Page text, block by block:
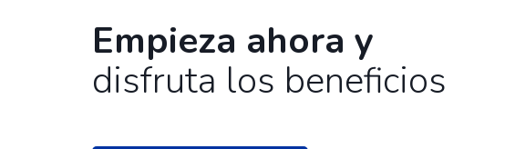
Empieza ahora y
disfruta los beneficios